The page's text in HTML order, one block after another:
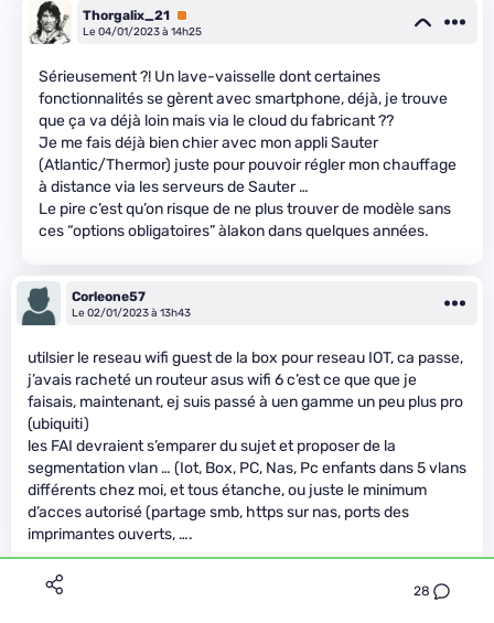
28
Thorgalix_21 Premium
Le 04/01/2023 à 14h25
Sérieusement ?! Un lave-vaisselle dont certaines
fonctionnalités se gèrent avec smartphone, déjà, je trouve
que ça va déjà loin mais via le cloud du fabricant ??
Je me fais déjà bien chier avec mon appli Sauter
(Atlantic/Thermor) juste pour pouvoir régler mon chauffage
à distance via les serveurs de Sauter …
Le pire c’est qu’on risque de ne plus trouver de modèle sans
ces “options obligatoires” àlakon dans quelques années.
Corleone57
Le 02/01/2023 à 13h43
utilsier le reseau wifi guest de la box pour reseau IOT, ca passe,
j’avais racheté un routeur asus wifi 6 c’est ce que que je
faisais, maintenant, ej suis passé à uen gamme un peu plus pro
(ubiquiti)
les FAI devraient s’emparer du sujet et proposer de la
segmentation vlan … (Iot, Box, PC, Nas, Pc enfants dans 5 vlans
différents chez moi, et tous étanche, ou juste le minimum
d’acces autorisé (partage smb, https sur nas, ports des
imprimantes ouverts, ….